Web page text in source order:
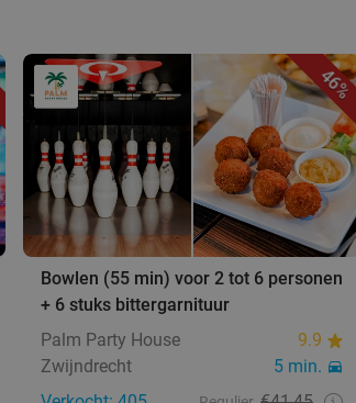
46%
Bowlen (55 min) voor 2 tot 6 personen
+ 6 stuks bittergarnituur
Palm Party House
9.9
Zwijndrecht
5 min.